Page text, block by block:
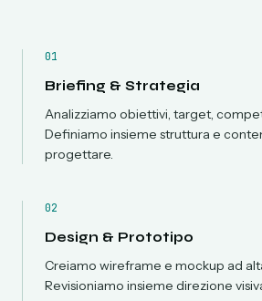
01
Briefing & Strategia
Analizziamo obiettivi, target,
Definiamo insieme struttura e
progettare.
02
Design & Prototipo
Creiamo wireframe e mockup ad
Revisioniamo insieme direzione